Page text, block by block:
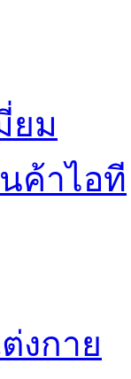
ยม
ค้าไอที
งกาย